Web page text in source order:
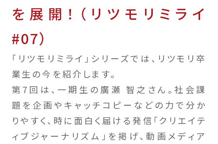
を展開！（リツモリミライ
#07）
「リツモリミライ」シリーズでは、リツモリ卒
業生の今を紹介します。
第7回は、一期生の廣瀬 智之さん。社会課
題を企画やキャッチコピーなどの力で分か
りやすく、時に面白く届ける発信「クリエイテ
ィブジャーナリズム」を掲げ、動画メディア